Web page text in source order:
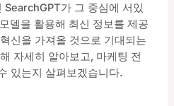
가 그 중심에 서있
델을 활용해 최신 정보를 제공
신을 가져올 것으로 기대되는
자세히 알아보고, 마케팅 전
있는지 살펴보겠습니다.